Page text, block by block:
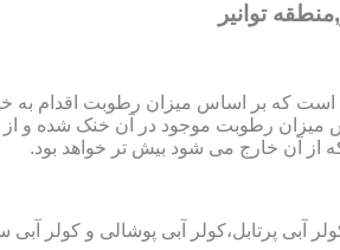
توانیر
است که بر اساس میزان رطوبت اقدام
میزان رطوبت موجود در آن خنک شده و
از آن خارج می شود بیش تر خواهد بود.
آبی پرتابل،کولر آبی پوشالی و کولر